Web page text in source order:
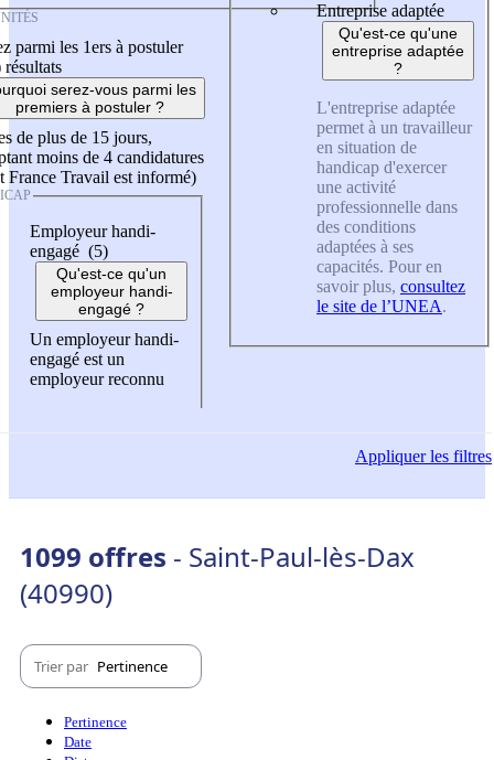
parmi les 1ers à postuler
résultats
serez-vous parmi les
premiers à postuler ?
de plus de 15 jours,
moins de 4 candidatures
France Travail est informé)
Employeur handi-
engagé (5)
Qu'est-ce qu'un
employeur handi-
engagé ?
Un employeur handi-
engagé est un
employeur reconnu
Entreprise adaptée
Qu'est-ce qu'une
entreprise adaptée
?
L'entreprise adaptée
permet à un travailleur
en situation de
handicap d'exercer
une activité
professionnelle dans
des conditions
adaptées à ses
capacités. Pour en
savoir plus, consultez
le site de l’UNEA.
Appliquerles filtres
1099 offres - Saint-Paul-lès-Dax
(40990)
Trier par Pertinence
Pertinence
Date